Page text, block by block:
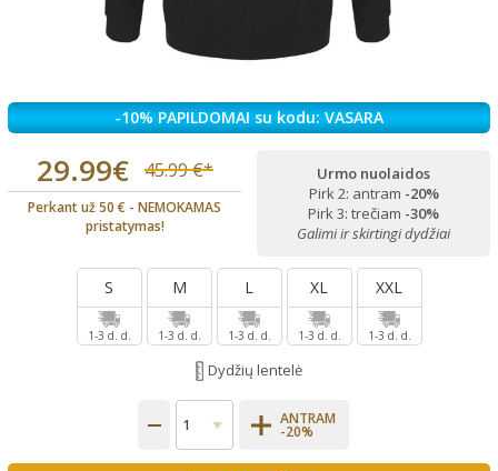
-10% PAPILDOMAI su kodu: VASARA
29.99€ 45.99 €*
Perkant už 50 € - NEMOKAMAS
pristatymas!
Urmo nuolaidos
Pirk 2: antram -20%
Pirk 3: trečiam -30%
Galimi ir skirtingi dydžiai
S
1-3 d. d.
M
1-3 d. d.
L
1-3 d. d.
XL
1-3 d. d.
XXL
1-3 d. d.
Dydžių lentelė
ANTRAM
-20%